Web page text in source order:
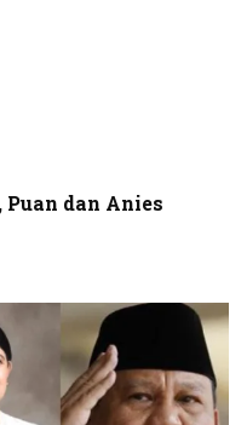
dan Anies